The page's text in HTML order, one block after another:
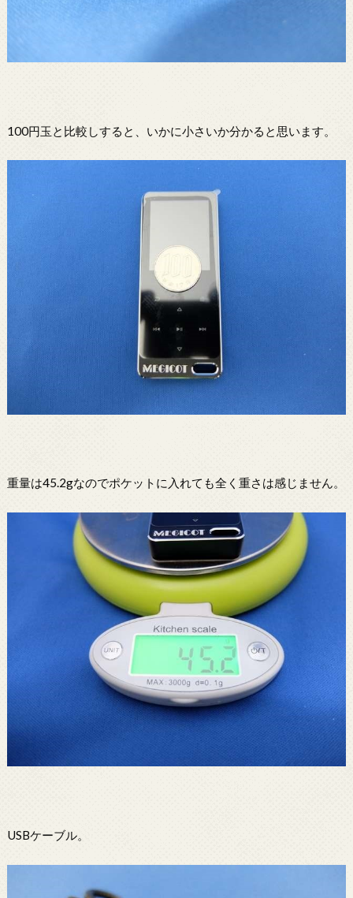
100円玉と比較しすると、いかに小さいか分かると思います。
重量は45.2gなのでポケットに入れても全く重さは感じません。
USBケーブル。